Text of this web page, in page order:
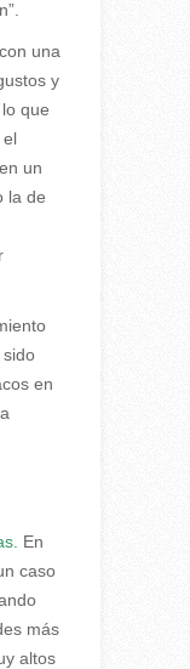
una
y
que
un
la de
en
En
caso
más
altos